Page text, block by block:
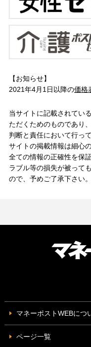
【お知らせ】
2021年4月1日以降の価格
当サイトに記載されてい
ただくためのものであり
判断と責任において行っ
サイトの掲載情報は細心
全ての情報の正確性を保
ラブル等の損失が被って
ので、予めご了承下さい。
マネーポストWEBにつ
ページ一覧